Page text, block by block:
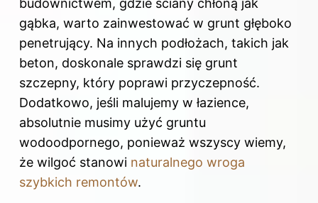
budownictwem, gdzie ściany chłoną jak
gąbka, warto zainwestować w grunt głęboko
penetrujący. Na innych podłożach, takich jak
beton, doskonale sprawdzi się grunt
szczepny, który poprawi przyczepność.
Dodatkowo, jeśli malujemy w łazience,
absolutnie musimy użyć gruntu
wodoodpornego, ponieważ wszyscy wiemy,
że wilgoć stanowi naturalnego wroga
szybkich remontów.